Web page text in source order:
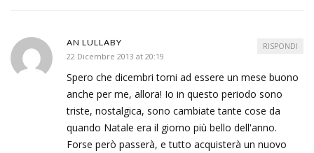
AN LULLABY
22 Dicembre 2013 at 20:19
Spero che dicembri torni ad essere un mese buono
anche per me, allora! Io in questo periodo sono
triste, nostalgica, sono cambiate tante cose da
quando Natale era il giorno più bello dell'anno.
Forse però passerà, e tutto acquisterà un nuovo
RISPONDI